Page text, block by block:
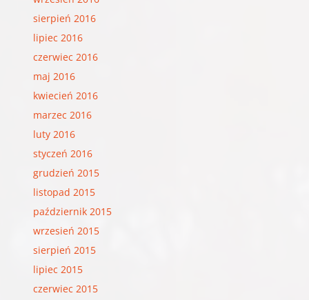
sierpień 2016
lipiec 2016
czerwiec 2016
maj 2016
kwiecień 2016
marzec 2016
luty 2016
styczeń 2016
grudzień 2015
listopad 2015
październik 2015
wrzesień 2015
sierpień 2015
lipiec 2015
czerwiec 2015